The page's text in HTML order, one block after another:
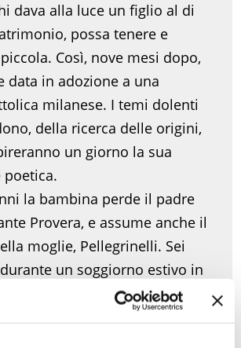
dava alla luce un figlio al di
possa tenere e
Così, nove mesi dopo,
data in adozione a una
milanese. I temi dolenti
della ricerca delle origini,
un giorno la sua
la bambina perde il padre
Provera, e assume anche il
moglie, Pellegrinelli. Sei
un soggiorno estivo in
scoprirà per caso di avere
cognome, Comba, quello